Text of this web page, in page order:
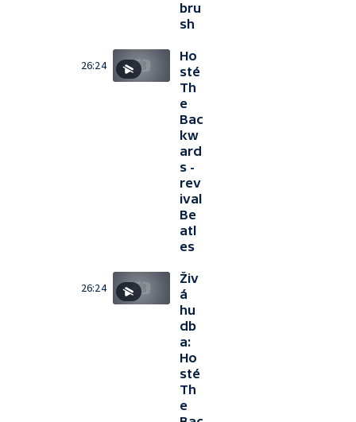
bru
sh
26:24
Ho
sté
Th
e
Bac
kw
ard
s -
rev
ival
Be
atl
es
26:24
Živ
á
hu
db
a:
Ho
sté
Th
e